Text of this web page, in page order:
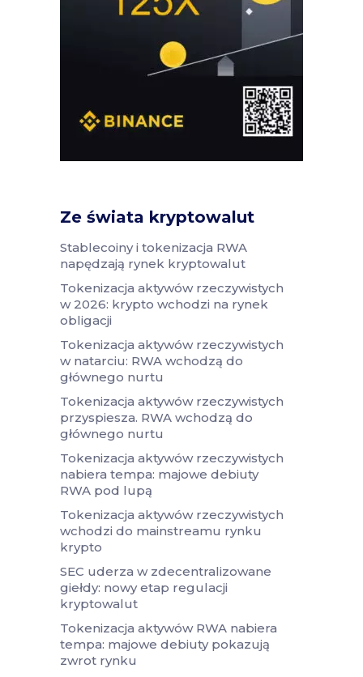
Ze świata kryptowalut
Stablecoiny i tokenizacja RWA
napędzają rynek kryptowalut
Tokenizacja aktywów rzeczywistych
w 2026: krypto wchodzi na rynek
obligacji
Tokenizacja aktywów rzeczywistych
w natarciu: RWA wchodzą do
głównego nurtu
Tokenizacja aktywów rzeczywistych
przyspiesza. RWA wchodzą do
głównego nurtu
Tokenizacja aktywów rzeczywistych
nabiera tempa: majowe debiuty
RWA pod lupą
Tokenizacja aktywów rzeczywistych
wchodzi do mainstreamu rynku
krypto
SEC uderza w zdecentralizowane
giełdy: nowy etap regulacji
kryptowalut
Tokenizacja aktywów RWA nabiera
tempa: majowe debiuty pokazują
zwrot rynku